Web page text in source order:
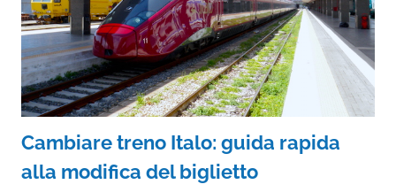
Cambiare treno Italo: guida rapida
alla modifica del biglietto